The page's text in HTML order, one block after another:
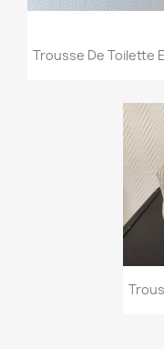
Aperçu
Trousse De Toilette
